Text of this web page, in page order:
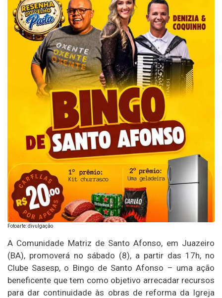
Fotoarte: divulgação
A Comunidade Matriz de Santo Afonso, em Juazeiro
(BA), promoverá no sábado (8), a partir das 17h, no
Clube Sasesp, o Bingo de Santo Afonso – uma ação
beneficente que tem como objetivo arrecadar recursos
para dar continuidade às obras de reforma da Igreja